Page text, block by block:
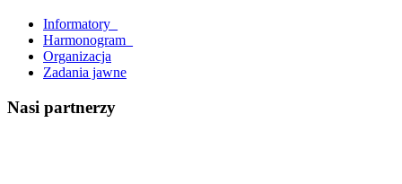
Informatory_
Harmonogram_
Organizacja
Zadania jawne
Nasi partnerzy